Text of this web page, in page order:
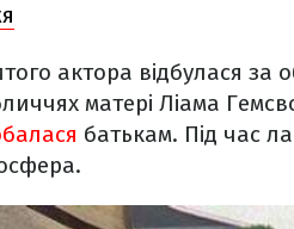
актора відбулася за
матері Ліама
батькам. Під час